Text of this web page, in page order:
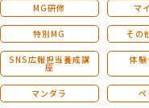
MG研修 マ
特別MG その
SNS広報担当養成講
座
体験
マンダラ